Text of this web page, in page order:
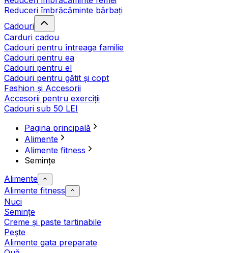
Reduceri îmbrăcăminte bărbați
Cadouri
Carduri cadou
Cadouri pentru întreaga familie
Cadouri pentru ea
Cadouri pentru el
Cadouri pentru gătit și copt
Fashion și Accesorii
Accesorii pentru exerciții
Cadouri sub 50 LEI
Pagina principală
Alimente
Alimente fitness
Semințe
Alimente
Alimente fitness
Nuci
Semințe
Creme și paste tartinabile
Pește
Alimente gata preparate